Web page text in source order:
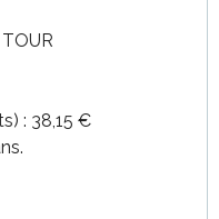
: 38,15 €